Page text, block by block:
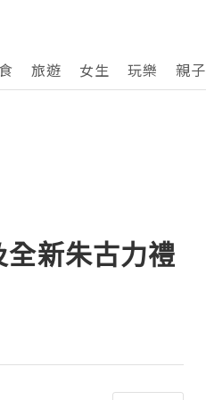
旅遊 女生 玩樂 親子
新朱古力禮